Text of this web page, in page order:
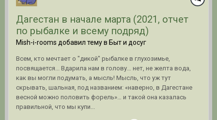
Дагестан в начале марта (2021, отчет
по рыбалке и всему подряд)
Mish-i-rooms добавил тему в Быт и досуг
Всем, кто мечтает о "дикой" рыбалке в глухозимье,
посвящается... Вдарила нам в голову… нет, не желта вода,
как вы могли подумать, а мысль! Мысль, что уж тут
скрывать, шальная, под названием: «наверно, в Дагестане
весной можно половить форель»… и такой она казалась
правильной, что мы купи...